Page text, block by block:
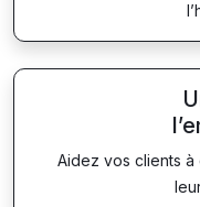
Aidez vos clients